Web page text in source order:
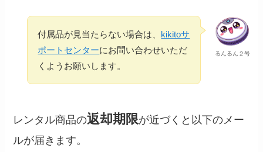
るんるん２号
付属品が見当たらない場合は、 kikitoサ
ポートセンターにお問い合わせいただ
くようお願いします。
レンタル商品の返却期限が近づくと以下のメー
ルが届きます。